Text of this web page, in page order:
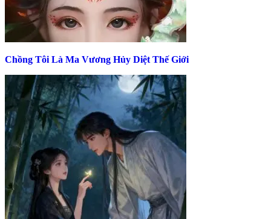
Chồng Tôi Là Ma Vương Hủy Diệt Thế Giới